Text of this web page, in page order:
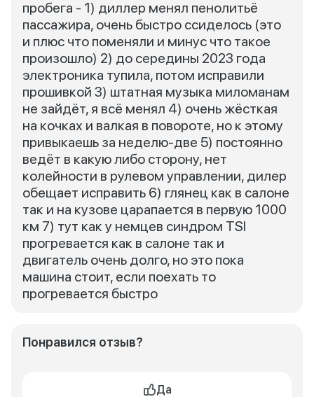
пробега - 1) диллер менял пенолитьё
пассажира, очень быстро ссиделось (это
и плюс что поменяли и минус что такое
произошло) 2) до середины 2023 года
электроника тупила, потом исправили
прошивкой 3) штатная музыка миломанам
не зайдёт, я всё менял 4) очень жёсткая
на кочках и валкая в повороте, но к этому
привыкаешь за неделю-две 5) постоянно
ведёт в какую либо сторону, нет
колейности в рулевом управлении, дилер
обещает исправить 6) глянец как в салоне
так и на кузове царапается в первую 1000
км 7) тут как у немцев синдром TSI
прогревается как в салоне так и
двигатель очень долго, но это пока
машина стоит, если поехать то
прогревается быстро
Понравился отзыв?
Да